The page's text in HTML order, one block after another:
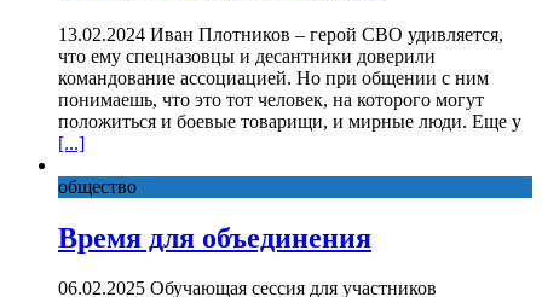
13.02.2024 Иван Плотников – герой СВО удивляется,
что ему спецназовцы и десантники доверили
командование ассоциацией. Но при общении с ним
понимаешь, что это тот человек, на которого могут
положиться и боевые товарищи, и мирные люди. Еще у
[...]
общество
Время для объединения
06.02.2025 Обучающая сессия для участников